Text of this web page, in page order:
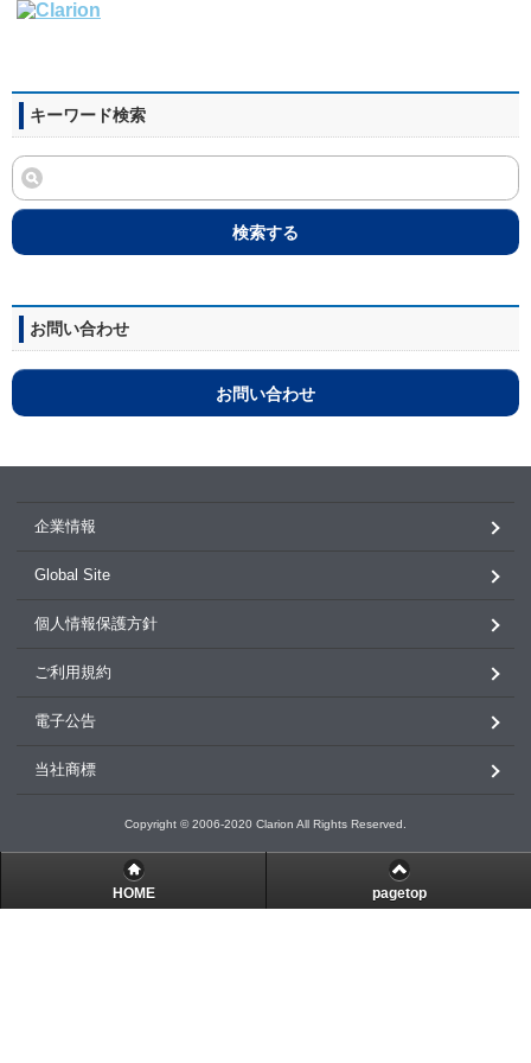
キーワード検索
検索する
お問い合わせ
お問い合わせ
企業情報
Global Site
個人情報保護方針
ご利用規約
電子公告
当社商標
Copyright © 2006-2020 Clarion All Rights Reserved.
HOME pagetop